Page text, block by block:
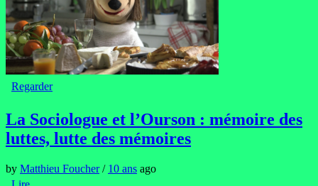
Regarder
La Sociologue et l’Ourson : mémoire des
luttes, lutte des mémoires
by Matthieu Foucher/ 10 ans ago